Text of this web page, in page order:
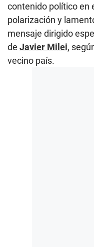
contenido político en
polarización y
mensaje dirigido
de Javier Milei,
vecino país.